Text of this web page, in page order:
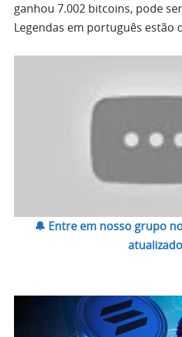
ganhou 7.002 bitcoins, pode
Legendas em português estão
🔔 Entre em nosso grupo